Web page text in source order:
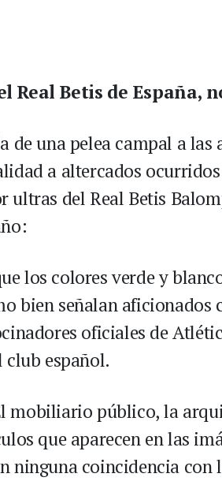
Real Betis de España,
de una pelea campal a las
a altercados
ultras del Real Betis
los colores verde y
bien señalan
oficiales de
club español.
mobiliario público, la
que aparecen en las
ninguna coincidencia con